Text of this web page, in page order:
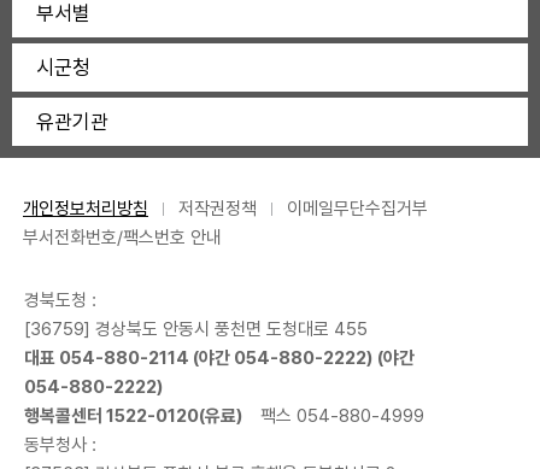
부서별
시군청
유관기관
개인정보처리방침 저작권정책
이메일무단수집거부
부서전화번호/팩스번호 안내
경북도청 :
[36759] 경상북도 안동시 풍천면 도청대로 455
대표 054-880-2114 (야간 054-880-2222) (야간
054-880-2222)
행복콜센터 1522-0120(유료)
팩스 054-880-4999
동부청사 :